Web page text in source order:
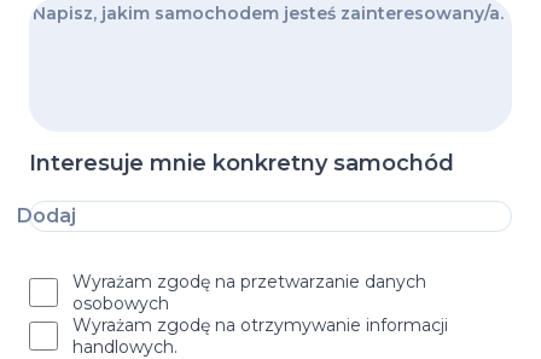
Interesuje mnie konkretny samochód
Dodaj
Wyrażam zgodę na przetwarzanie danych
osobowych
Wyrażam zgodę na otrzymywanie informacji
handlowych.